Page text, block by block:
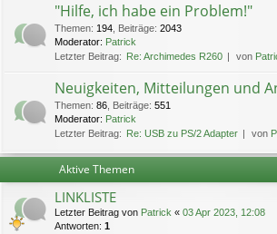
"Hilfe, ich habe ein Problem!"
Themen: 194 Beiträge: 2043
Moderator: Patrick
Letzter Beitrag:
Re: Archimedes R260 von
Neuigkeiten, Mitteilungen und
Themen: 86 Beiträge: 551
Moderator: Patrick
Letzter Beitrag:
Re: USB zu PS/2 Adapter von
Aktive Themen
LINKLISTE
Letzter Beitrag von Patrick « 03 Apr 2023, 12:08
Antworten: 1